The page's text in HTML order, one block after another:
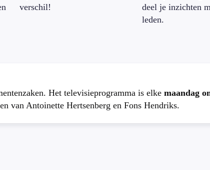
verschil!
deel je inzichten
leden.
Het televisieprogramma is elke maandag
van Antoinette Hertsenberg en Fons Hendriks.